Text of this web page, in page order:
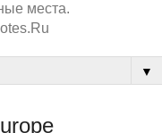
места.
▼